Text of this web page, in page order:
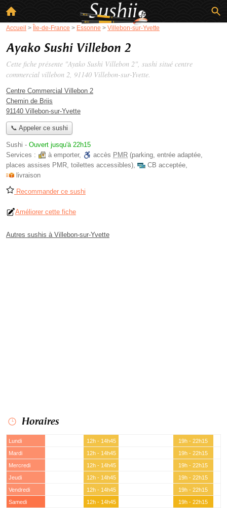
Accueil > Île-de-France > Essonne > Villebon-sur-Yvette
Ayako Sushi Villebon 2
Cette fiche présente "Ayako Sushi Villebon 2", sushi situé centre
commercial villebon 2, 91140 Villebon-sur-Yvette.
Centre Commercial Villebon 2
Chemin de Briis
91140 Villebon-sur-Yvette
📞 Appeler ce sushi
Sushi - Ouvert jusqu'à 22h15
Services :
à emporter, accès PMR (parking, entrée adaptée,
places assises PMR, toilettes accessibles), CB acceptée,
livraison
Recommander ce sushi
Améliorer cette fiche
Autres sushis à Villebon-sur-Yvette
Horaires
Lundi 12h - 14h45
19h - 22h15
Mardi
12h - 14h45
19h - 22h15
Mercredi
12h - 14h45
19h - 22h15
Jeudi
12h - 14h45
19h - 22h15
Vendredi
12h - 14h45
19h - 22h15
Samedi
12h - 14h45
19h - 22h15